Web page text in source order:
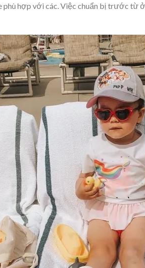
phù hợp với các. Việc chuẩn bị trước từ